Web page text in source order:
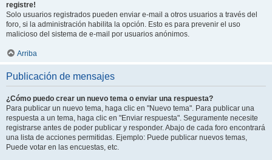
registre!
Solo usuarios registrados pueden enviar e-mail a otros usuarios a través del
foro, si la administración habilita la opción. Esto es para prevenir el uso
malicioso del sistema de e-mail por usuarios anónimos.
Arriba
Publicación de mensajes
¿Cómo puedo crear un nuevo tema o enviar una respuesta?
Para publicar un nuevo tema, haga clic en "Nuevo tema". Para publicar una
respuesta a un tema, haga clic en "Enviar respuesta". Seguramente necesite
registrarse antes de poder publicar y responder. Abajo de cada foro encontrará
una lista de acciones permitidas. Ejemplo: Puede publicar nuevos temas,
Puede votar en las encuestas, etc.